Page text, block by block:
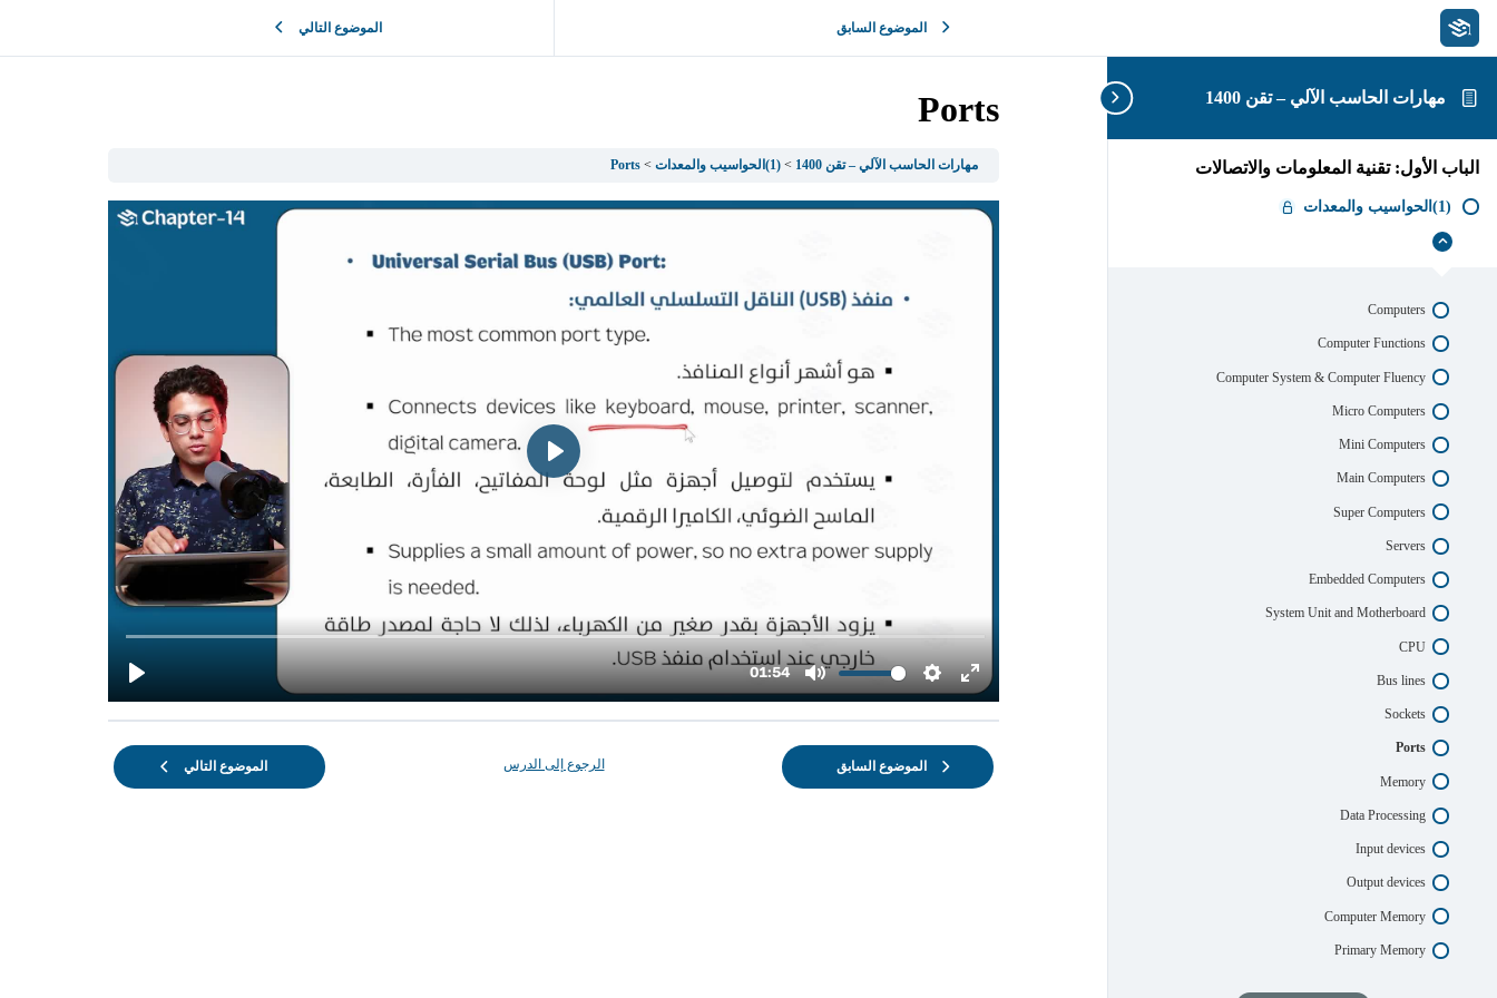
مهارات الحاسب الآلي – تقن 1400
الباب الأول: تقنية المعلومات والاتصالات
(1)الحواسيب والمعدات
إخفاء
(1)الحواسيب
Computers
Computer Functions
Computer System & Computer Fluency
Micro Computers
Mini Computers
Main Computers
Super Computers
Servers
Embedded Computers
System Unit and Motherboard
CPU
Bus lines
Sockets
Ports
Memory
Data Processing
Input devices
Output devices
Computer Memory
Primary Memory
الموضوع السابق الموضوع التالي
Ports
مهارات الحاسب الآلي – تقن 1400 (1)الحواسيب والمعدات Ports
الموضوع السابق الرجوع إلى الدرس الموضوع التالي